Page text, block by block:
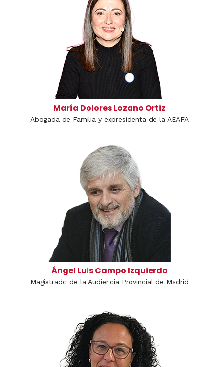
María Dolores Lozano Ortiz
Abogada de Familia y expresidenta de la AEAFA
Ángel Luis Campo Izquierdo
Magistrado de la Audiencia Provincial de Madrid